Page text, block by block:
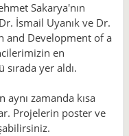
Sakarya'nın
İsmail Uyanık ve Dr.
and Development of a
en
yer aldı.
zamanda kısa
Projelerin poster ve